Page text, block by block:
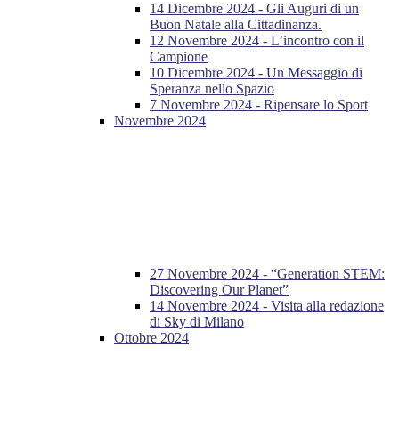
14 Dicembre 2024 - Gli Auguri di un
Buon Natale alla Cittadinanza.
12 Novembre 2024 - L’incontro con il
Campione
10 Dicembre 2024 - Un Messaggio di
Speranza nello Spazio
7 Novembre 2024 - Ripensare lo Sport
Novembre 2024
27 Novembre 2024 - “Generation STEM:
Discovering Our Planet”
14 Novembre 2024 - Visita alla redazione
di Sky di Milano
Ottobre 2024